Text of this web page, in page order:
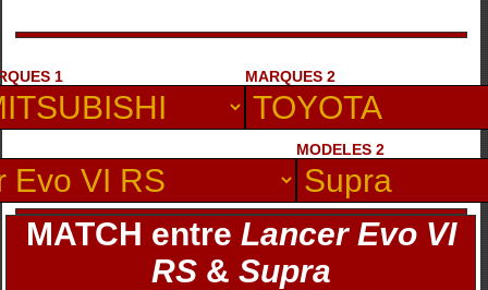
1 MARQUES 2
MODELES 2
MATCH entre Lancer Evo VI
RS& Supra